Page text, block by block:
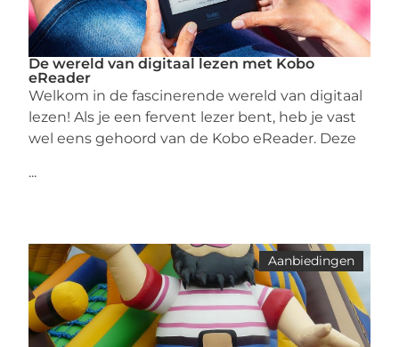
De wereld van digitaal lezen met Kobo
eReader
Welkom in de fascinerende wereld van digitaal
lezen! Als je een fervent lezer bent, heb je vast
wel eens gehoord van de Kobo eReader. Deze
...
Aanbiedingen